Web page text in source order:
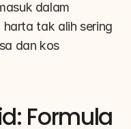
harta tak alih sering
dan kos
Formula